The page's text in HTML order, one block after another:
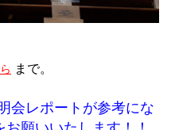
まで。
会レポートが参考にな